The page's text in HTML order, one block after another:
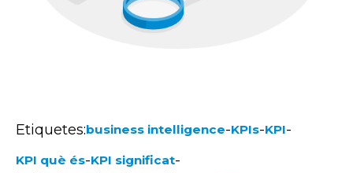
Etiquetes:business intelligence-KPIs-KPI-
KPI què és-KPI significat-